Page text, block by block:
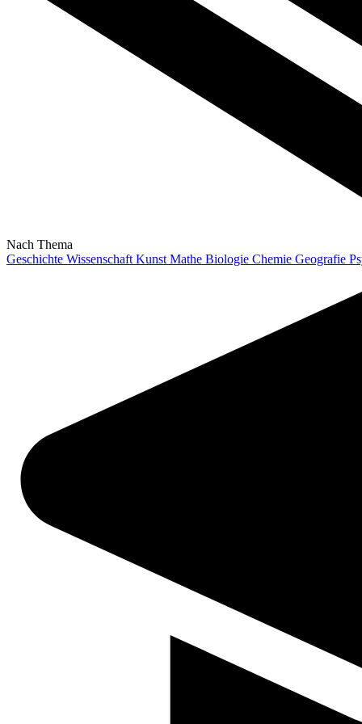
Nach Thema
Geschichte Wissenschaft Kunst Mathe Biologie Chemie Geografie